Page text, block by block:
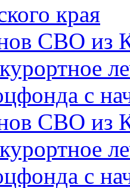
края
СВО из
с
СВО из
с